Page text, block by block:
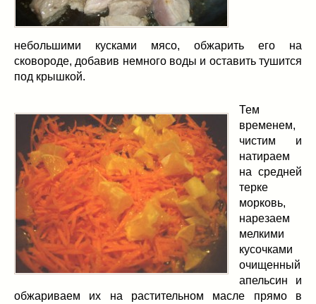
небольшими кусками мясо, обжарить его на
сковороде, добавив немного воды и оставить тушится
под крышкой.
Тем
временем,
чистим и
натираем
на средней
терке
морковь,
нарезаем
мелкими
кусочками
очищенный
апельсин и
обжариваем их на растительном масле прямо в